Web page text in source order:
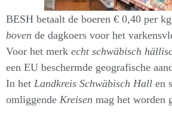
BESH betaalt de boeren € 0,40 per
boven de dagkoers voor het
Voor het merk echt schwäbisch
een EU beschermde geografische
In het Landkreis Schwäbisch Hall en
omliggende Kreisen mag het worden